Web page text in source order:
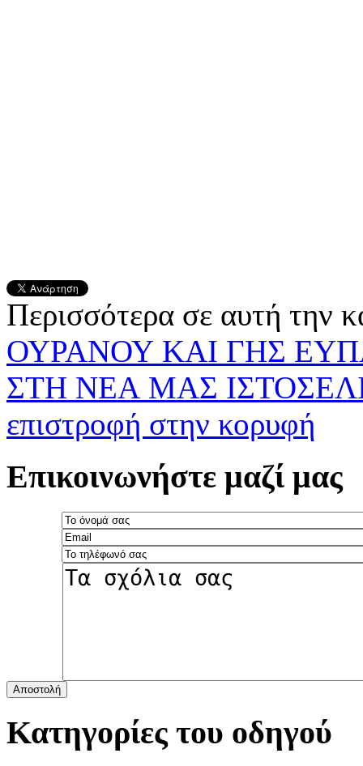
Περισσότερα σε αυτή την
ΟΥΡΑΝΟΥ ΚΑΙ ΓΗΣ
ΣΤΗ ΝΕΑ ΜΑΣ
επιστροφή στην κορυφή
Επικοινωνήστε μαζί μας
Αποστολή
Κατηγορίες του οδηγού